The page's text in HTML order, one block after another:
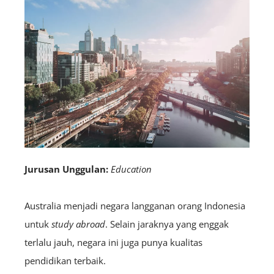
Jurusan Unggulan: Education
Australia menjadi negara langganan orang Indonesia
untuk study abroad. Selain jaraknya yang enggak
terlalu jauh, negara ini juga punya kualitas
pendidikan terbaik.